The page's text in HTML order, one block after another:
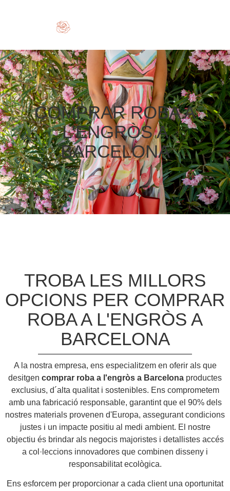
COMPRAR ROBA A
L'ENGRÒS A
BARCELONA
TROBA LES MILLORS
OPCIONS PER COMPRAR
ROBA A L'ENGRÒS A
BARCELONA
A la nostra empresa, ens especialitzem en oferir als que
desitgen comprar roba a l'engròs a Barcelona productes
exclusius, d´alta qualitat i sostenibles. Ens comprometem
amb una fabricació responsable, garantint que el 90% dels
nostres materials provenen d'Europa, assegurant condicions
justes i un impacte positiu al medi ambient. El nostre
objectiu és brindar als negocis majoristes i detallistes accés
a col·leccions innovadores que combinen disseny i
responsabilitat ecològica.
Ens esforcem per proporcionar a cada client una oportunitat